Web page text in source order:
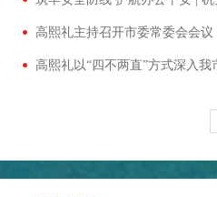
高熙礼主持召开市委常委会会议
高熙礼以“四不两直”方式深入我